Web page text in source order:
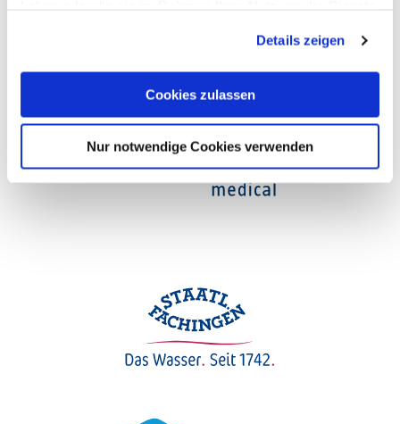
Cookies, wenn Sie unsere Webseite weiterhin nutzen.
Details zeigen
Cookies zulassen
Nur notwendige Cookies verwenden